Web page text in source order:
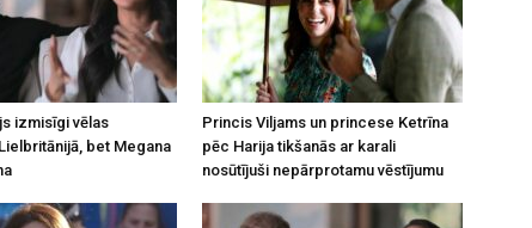
izmisīgi vēlas
bet Megana
Princis Viljams un princese Ketrīna
pēc Harija tikšanās ar karali
nosūtījuši nepārprotamu vēstījumu